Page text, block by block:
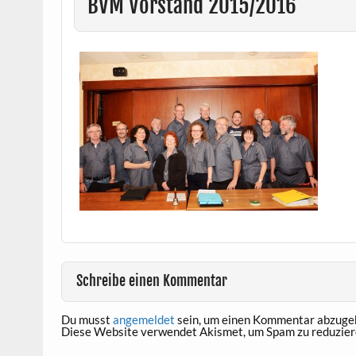
Schreibe einen Kommentar
Du musst angemeldet sein, um einen Kommentar
Diese Website verwendet Akismet, um Spam zu